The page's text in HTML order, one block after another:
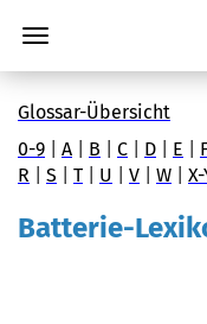
Glossar-Übersicht
0-9
A B C D E
R
S T U V W
Batterie-